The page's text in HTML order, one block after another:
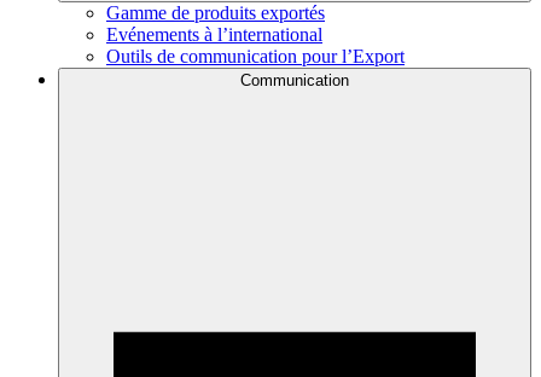
Gamme de produits exportés
Evénements à l’international
Outils de communication pour l’Export
Communication